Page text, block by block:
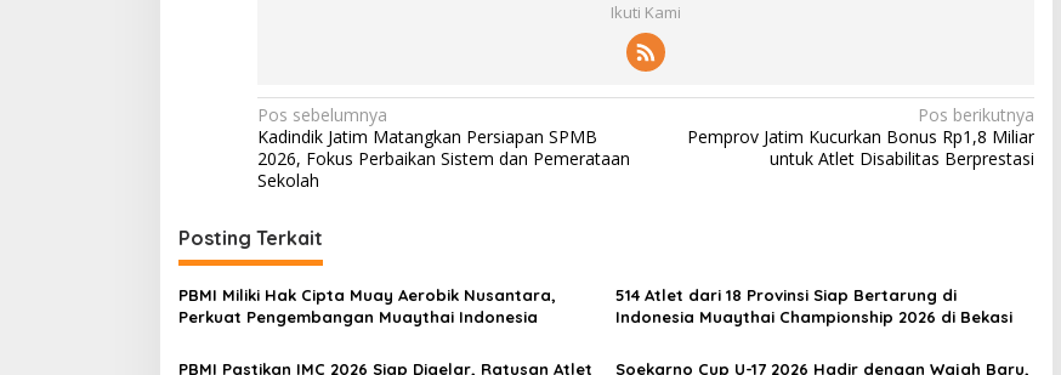
Ikuti Kami
N
a
v
i
g
a
s
i
Pos sebelumnya
Kadindik Jatim Matangkan Persiapan SPMB
2026, Fokus Perbaikan Sistem dan Pemerataan
Sekolah
Pos berikutnya
Pemprov Jatim Kucurkan Bonus Rp1,8 Miliar
untuk Atlet Disabilitas Berprestasi
Posting Terkait
PBMI Miliki Hak Cipta Muay Aerobik Nusantara,
Perkuat Pengembangan Muaythai Indonesia
514 Atlet dari 18 Provinsi Siap Bertarung di
Indonesia Muaythai Championship 2026 di Bekasi
PBMI Pastikan IMC 2026 Siap Digelar, Ratusan Atlet Soekarno Cup U-17 2026 Hadir dengan Wajah Baru,